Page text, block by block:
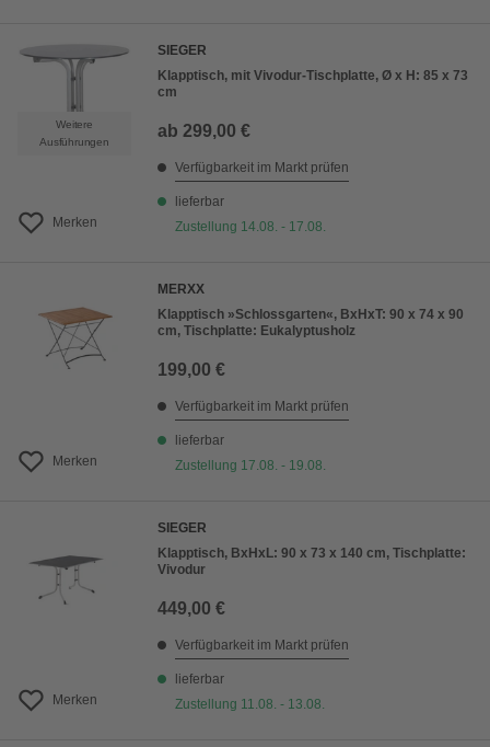
Weitere
Ausführungen
Merken
SIEGER
Klapptisch, mit Vivodur-Tischplatte, Ø x H: 85 x 73
cm
ab 299,00 €
Verfügbarkeit im Markt prüfen
lieferbar
Zustellung 14.08. - 17.08.
Merken
MERXX
Klapptisch »Schlossgarten«, BxHxT: 90 x 74 x 90
cm, Tischplatte: Eukalyptusholz
199,00 €
Verfügbarkeit im Markt prüfen
lieferbar
Zustellung 17.08. - 19.08.
Merken
SIEGER
Klapptisch, BxHxL: 90 x 73 x 140 cm, Tischplatte:
Vivodur
449,00 €
Verfügbarkeit im Markt prüfen
lieferbar
Zustellung 11.08. - 13.08.